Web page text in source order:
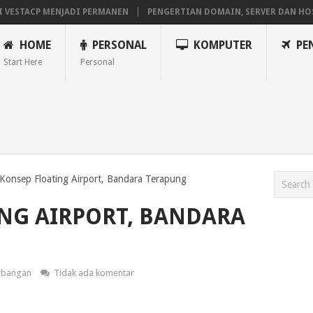
MENJADI PERMANEN PENGERTIAN DOMAIN, SERVER DAN
X360
HOME
Start Here
PERSONAL
Personal
KOMPUTER
Konsep Floating Airport, Bandara Terapung
AIRPORT, BANDARA
Tidak ada komentar